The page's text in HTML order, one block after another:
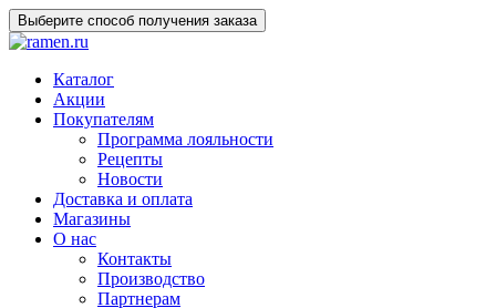
Выберите способ получения заказа
Каталог
Акции
Покупателям
Программа лояльности
Рецепты
Новости
Доставка и оплата
Магазины
О нас
Контакты
Производство
Партнерам